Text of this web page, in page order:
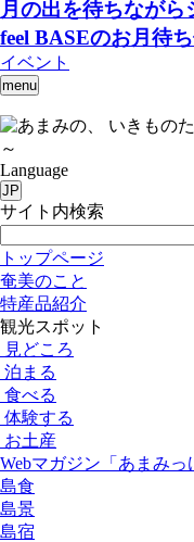
月の出を待ちなが
feel BASEのお月待
イベント
menu
いきもの
～
Language
JP
サイト内検索
トップページ
奄美のこと
特産品紹介
観光スポット
見どころ
泊まる
食べる
体験する
お土産
Webマガジン「あまみっ
島食
島景
島宿